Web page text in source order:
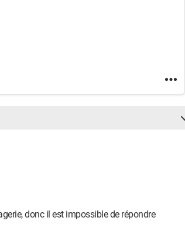
donc il est impossible de répondre